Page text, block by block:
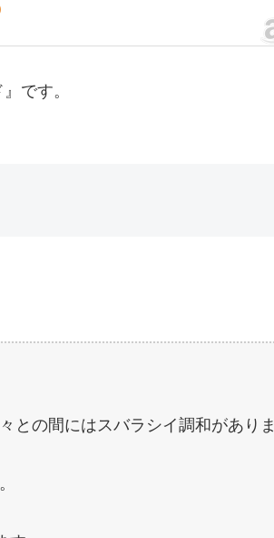
です。
との間にはスバラシイ調和がありま